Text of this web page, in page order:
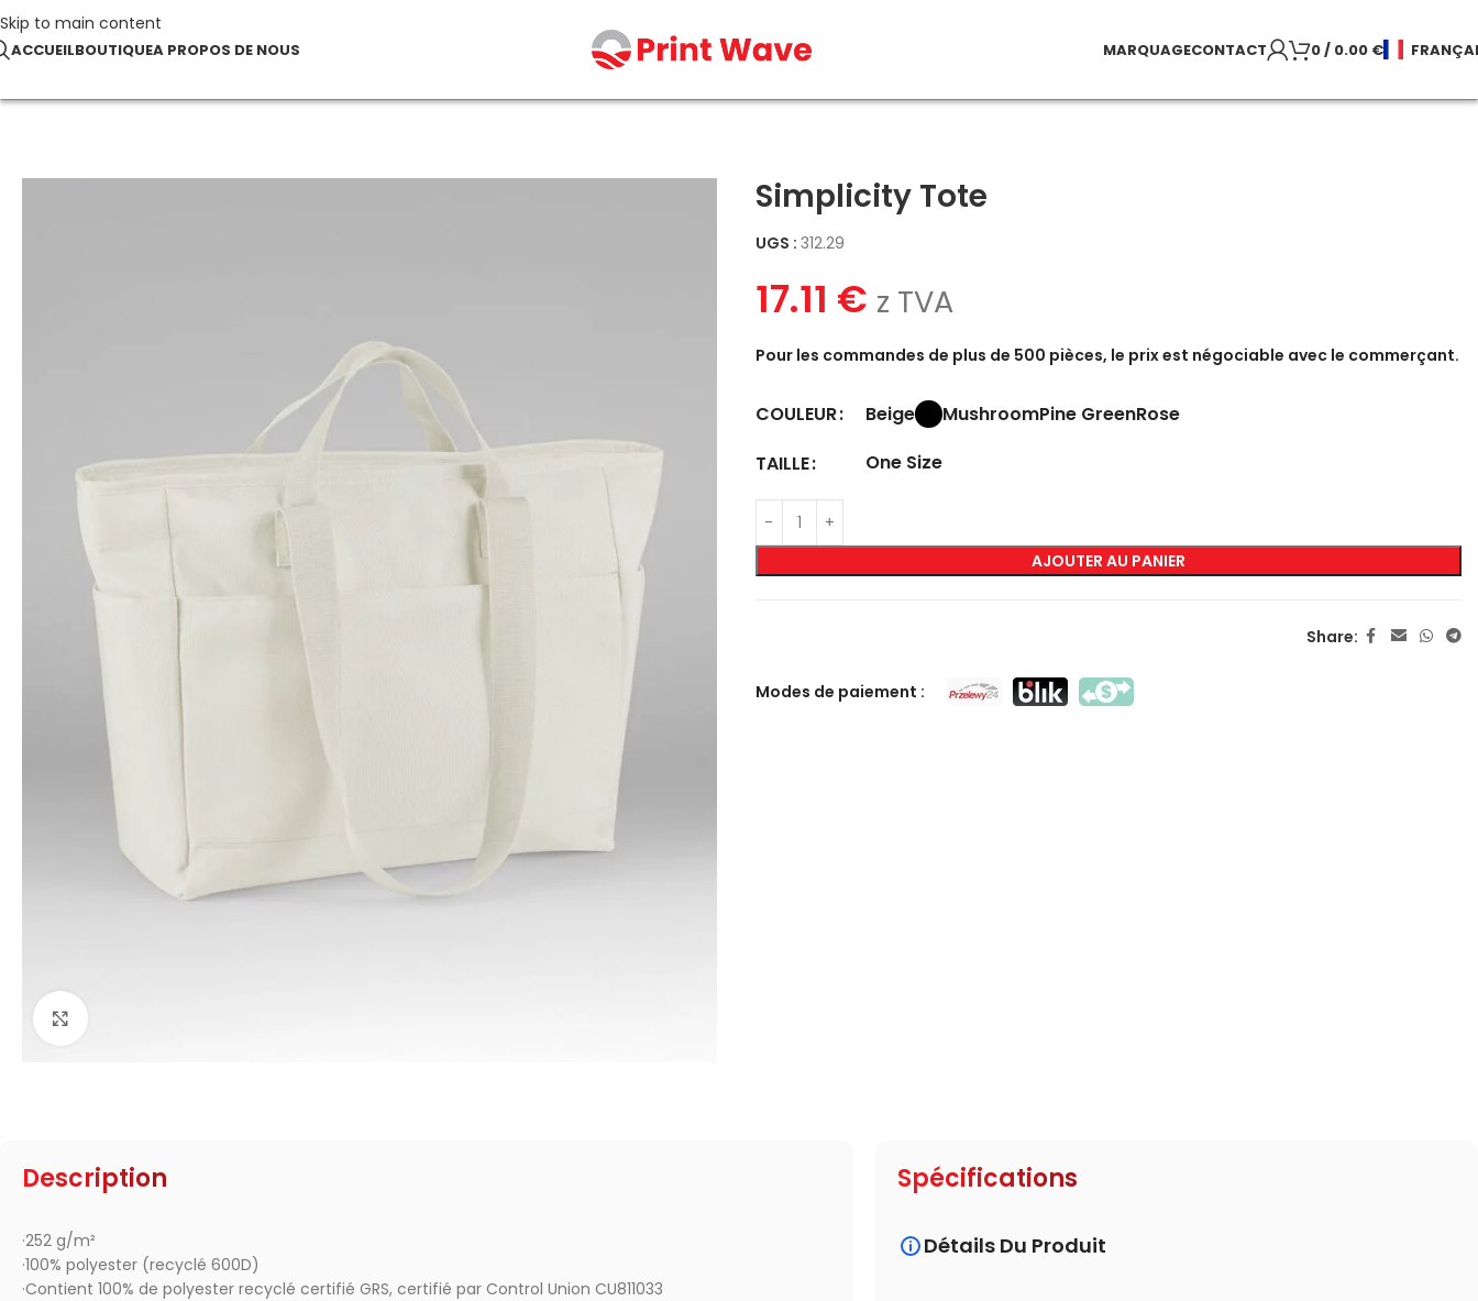
Skip to main content
ACCUEILBOUTIQUEA PROPOS DE NOUS MARQUAGE
MARQUAGE
DTF
Sublimation
CONTACT 0/ 0.00 €
Simplicity Tote
UGS : 312.29
17.11 € z TVA
Pour les commandes de plus de 500 pièces, le prix est négociable avec le commerçant.
COULEUR Beige MushroomPine GreenRose
TAILLE
One Size
AJOUTER AU PANIER
Share:
Modes de paiement :
Description
·252 g/m²
·100% polyester (recyclé 600D)
·Contient 100% de polyester recyclé certifié GRS, certifié par Control Union CU811033
Spécifications
Détails Du Produit